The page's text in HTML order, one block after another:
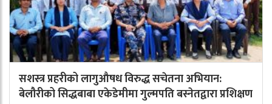
सशस्त्र प्रहरीको लागुऔषध विरुद्ध सचेतना अभियान:
बेलौरीको सिद्धबाबा एकेडेमीमा गुल्मपति बस्नेतद्वारा प्रशिक्षण